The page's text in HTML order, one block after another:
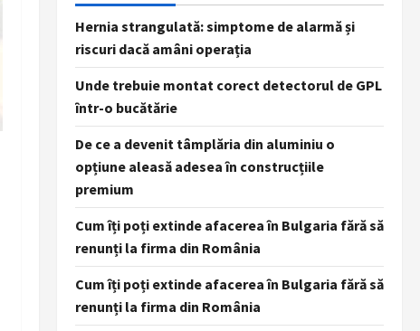
Hernia strangulată: simptome de alarmă și
riscuri dacă amâni operația
Unde trebuie montat corect detectorul de GPL
într-o bucătărie
De ce a devenit tâmplăria din aluminiu o
opțiune aleasă adesea în construcțiile
premium
Cum îți poți extinde afacerea în Bulgaria fără să
renunți la firma din România
Cum îți poți extinde afacerea în Bulgaria fără să
renunți la firma din România